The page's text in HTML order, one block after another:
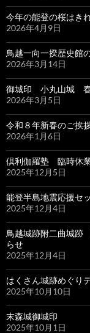
今年の能登の桜はき
2026年4月9日
鳥越一向一揆歴史館
2026年3月14日
御城印 小丸山城 春
2026年3月5日
令和８年新春のご挨
2026年1月6日
倶利伽羅塾 臨時休
2025年12月5日
能登半島地震応援セ
2025年12月4日
鳥越城跡附二曲城
らせ
2025年12月4日
はくさん城跡めぐり
2025年10月10日
末森城御城印
2025年10月1日